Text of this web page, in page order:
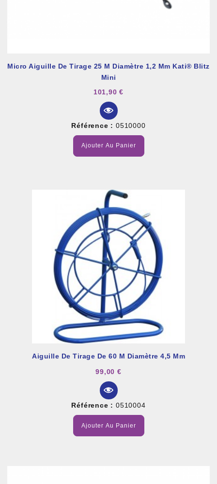
Micro Aiguille De Tirage 25 M Diamètre 1,2 Mm Kati® Blitz
Mini
101,90 €
Référence : 0510000
Ajouter Au Panier
Aiguille De Tirage De 60 M Diamètre 4,5 Mm
99,00 €
Référence : 0510004
Ajouter Au Panier